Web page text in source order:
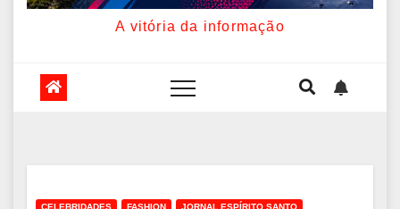
A vitória da informação
CELEBRIDADES FASHION JORNAL ESPÍRITO SANTO